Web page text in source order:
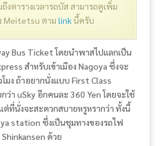
งตารางเวลารถบัส สามารถดูเพิ่ม
Meitetsu ตามlinkนี้ครับ
Bus Ticket โดยนำพาสไปแลกเป็น
สำหรับเข้าเมือง Nagoya ซึ่งจะ
โมง ถ้าอยากนั่งแบบ First Class
ว่า uSky อีกคนละ 360 Yen โดยจะใช้
ต่ที่นั่งจะสะดวกสบายหรูหรากว่า ทั้งนี้
station ซึ่งเป็นชุมทางของรถไฟ
Shinkansen ด้วย